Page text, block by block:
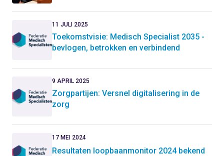
11 JULI 2025
Toekomstvisie: Medisch Specialist 2035 -
bevlogen, betrokken en verbindend
9 APRIL 2025
Zorgpartijen: Versnel digitalisering in de
zorg
17 MEI 2024
Resultaten loopbaanmonitor 2024 bekend